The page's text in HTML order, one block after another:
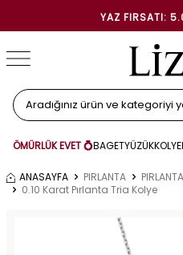
YAZ FIRSATI:
ÖMÜRLÜK EVET 💍BAGETYÜZÜKKOLYE
ANASAYFA PIRLANTA
0.10 Karat Pırlanta Tria Kolye